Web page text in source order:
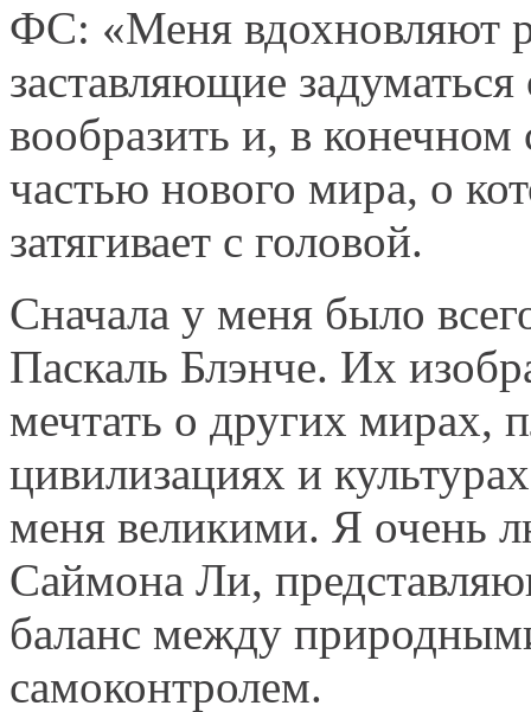
ФС: «Меня вдохновляют
заставляющие
вообразить и, в
частью нового мира, о
затягивает с головой.
Сначала у меня было
Паскаль Блэнче. Их
мечтать о других мирах,
цивилизациях и
меня великими. Я очень
Саймона Ли,
баланс между
самоконтролем.